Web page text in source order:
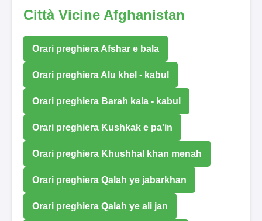
Città Vicine Afghanistan
Orari preghiera Afshar e bala
Orari preghiera Alu khel - kabul
Orari preghiera Barah kala - kabul
Orari preghiera Kushkak e pa'in
Orari preghiera Khushhal khan menah
Orari preghiera Qalah ye jabarkhan
Orari preghiera Qalah ye ali jan